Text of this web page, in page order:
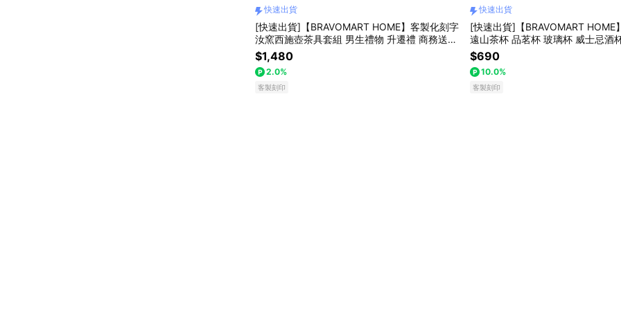
快速出貨
[快速出貨]【BRAVOMART HOME】客製化刻字
汝窯西施壺茶具套組 男生禮物 升遷禮 商務送禮
巨蟹座 禮物獨家 新品上市 入厝禮 升遷禮物 送
給長輩 生日禮物 送禮推薦 獅子座
$1,480
2.0%
客製刻印
快速出貨
[快速出貨]【BRAVOMART HOME
遠山茶杯 品茗杯 玻璃杯 威士忌酒
升遷禮 商務送禮 巨蟹座 禮物獨家
遷禮物 送給長輩 入厝禮 獅子座
$690
10.0%
客製刻印